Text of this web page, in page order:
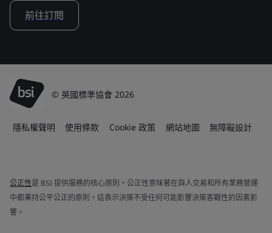
前往訂閱
© 英國標準協會 2026
隱私權聲明 使用條款 Cookie 政策 網站地圖 無障礙設計
公正性是 BSI 提供服務的核心原則。公正性意味著在與人交易和所有業務營運
中都秉持公平公正的原則。這表示決策不受任何可能影響決策客觀性的因素影
響。